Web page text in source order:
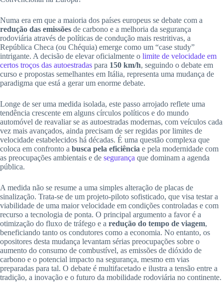
Numa era em que a maioria dos países europeus se debate com a
redução das emissões de carbono e a melhoria da segurança
rodoviária através de políticas de condução mais restritivas, a
República Checa (ou Chéquia) emerge como um “case study”
intrigante. A decisão de elevar oficialmente o limite de velocidade em
certos troços das autoestradas para 150 km/h, seguindo o debate em
curso e propostas semelhantes em Itália, representa uma mudança de
paradigma que está a gerar um enorme debate.
Longe de ser uma medida isolada, este passo arrojado reflete uma
tendência crescente em alguns círculos políticos e do mundo
automóvel de reavaliar se as autoestradas modernas, com veículos cada
vez mais avançados, ainda precisam de ser regidas por limites de
velocidade estabelecidos há décadas. É uma questão complexa que
coloca em confronto a busca pela eficiência e pela modernidade com
as preocupações ambientais e de segurança que dominam a agenda
pública.
A medida não se resume a uma simples alteração de placas de
sinalização. Trata-se de um projeto-piloto sofisticado, que visa testar a
viabilidade de uma maior velocidade em condições controladas e com
recurso a tecnologia de ponta. O principal argumento a favor é a
otimização do fluxo de tráfego e a redução do tempo de viagem,
beneficiando tanto os condutores como a economia. No entanto, os
opositores desta mudança levantam sérias preocupações sobre o
aumento do consumo de combustível, as emissões de dióxido de
carbono e o potencial impacto na segurança, mesmo em vias
preparadas para tal. O debate é multifacetado e ilustra a tensão entre a
tradição, a inovação e o futuro da mobilidade rodoviária no continente.